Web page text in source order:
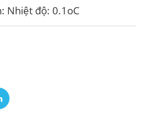
Nhiệt độ: 0.1oC